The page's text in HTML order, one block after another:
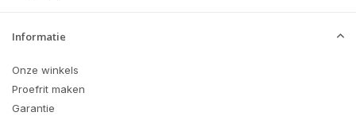
Informatie
Onze winkels
Proefrit maken
Garantie